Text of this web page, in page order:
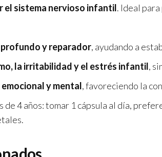
el sistema nervioso infantil. Ideal
profundo y reparador, ayudando a
la irritabilidad y el estrés infantil,
y mental, favoreciendo la
de 4 años: tomar 1 cápsula al día,